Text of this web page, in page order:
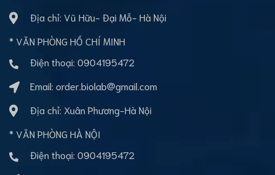
Địa chỉ: Vũ Hữu- Đại Mỗ- Hà Nội
* VĂN PHÒNG HỒ CHÍ MINH
Điện thoại: 0904195472
Email: order.biolab@gmail.com
Địa chỉ: Xuân Phương-Hà Nội
* VĂN PHÒNG HÀ NỘI
Điện thoại: 0904195472